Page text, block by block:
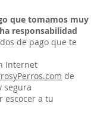
que tomamos muy
responsabilidad
de pago que te
Internet
de
segura
escocer a tu